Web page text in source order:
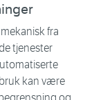
fra
tjenester
kan være